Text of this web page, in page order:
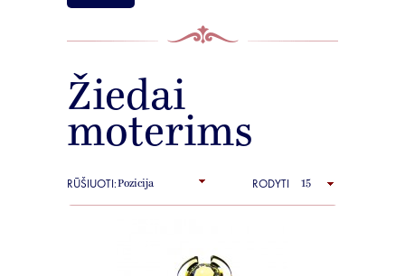
Žiedai
moterims
RŪŠIUOTI: RODYTI